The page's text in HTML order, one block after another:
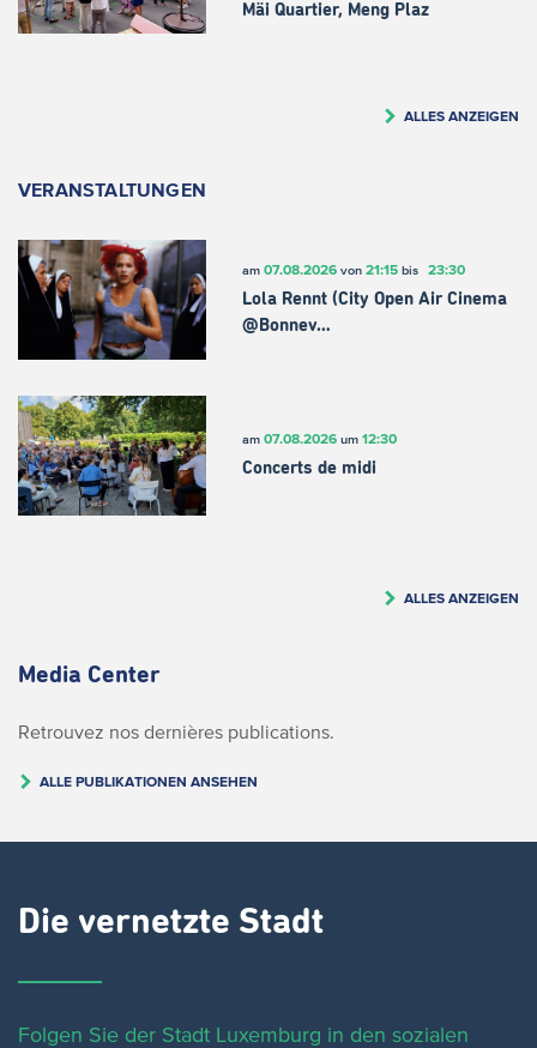
Mäi Quartier, Meng Plaz
ALLES ANZEIGEN
VERANSTALTUNGEN
am 07.08.2026von 21:15bis 23:30
Lola Rennt (City Open Air Cinema
@Bonnev…
am 07.08.2026um 12:30
Concerts de midi
ALLES ANZEIGEN
Media Center
Retrouvez nos dernières publications.
ALLE PUBLIKATIONEN ANSEHEN
Die vernetzte Stadt
Folgen Sie der Stadt Luxemburg in den sozialen